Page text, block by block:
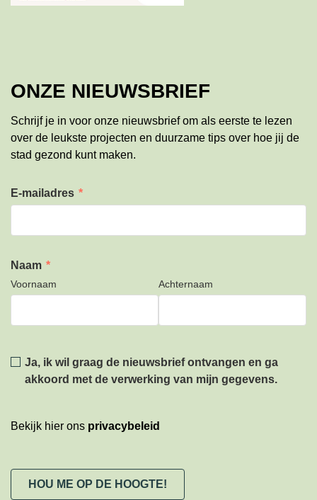
ONZE NIEUWSBRIEF
Schrijf je in voor onze nieuwsbrief om als eerste te lezen
over de leukste projecten en duurzame tips over hoe jij de
stad gezond kunt maken.
E-mailadres *
Naam *
Voornaam Achternaam
Privacy
Ja, ik wil graag de nieuwsbrief ontvangen en ga
akkoord met de verwerking van mijn gegevens.
Bekijk hier ons privacybeleid